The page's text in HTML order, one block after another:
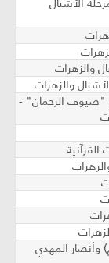
"ضيوف الرحمان" -
وأنصار المهدي